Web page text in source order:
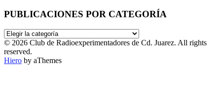
PUBLICACIONES POR CATEGORÍA
PUBLICACIONES
POR
CATEGORÍA
© 2026 Club de Radioexperimentadores de Cd. Juarez. All rights
reserved.
Hiero by aThemes